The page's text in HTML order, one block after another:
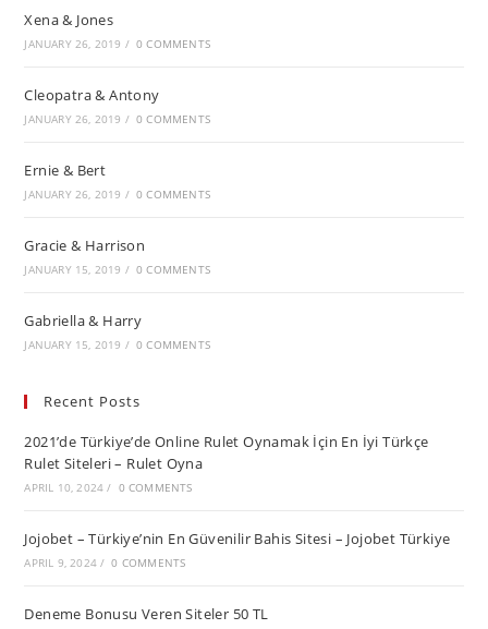
Xena & Jones
JANUARY 26, 2019 / 0 COMMENTS
Cleopatra & Antony
JANUARY 26, 2019 / 0 COMMENTS
Ernie & Bert
JANUARY 26, 2019 / 0 COMMENTS
Gracie & Harrison
JANUARY 15, 2019 / 0 COMMENTS
Gabriella & Harry
JANUARY 15, 2019 / 0 COMMENTS
Recent Posts
2021’de Türkiye’de Online Rulet Oynamak İçin En İyi Türkçe
Rulet Siteleri – Rulet Oyna
APRIL 10, 2024 / 0 COMMENTS
Jojobet – Türkiye’nin En Güvenilir Bahis Sitesi – Jojobet Türkiye
APRIL 9, 2024 / 0 COMMENTS
Deneme Bonusu Veren Siteler 50 TL